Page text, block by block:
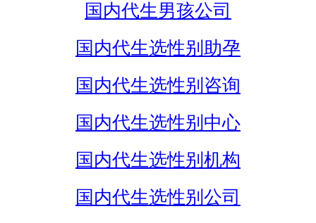
国内代生男孩公司
国内代生选性别助孕
国内代生选性别咨询
国内代生选性别中心
国内代生选性别机构
国内代生选性别公司